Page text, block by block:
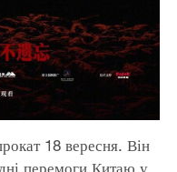
18 вересня. Він
перемоги Китаю у